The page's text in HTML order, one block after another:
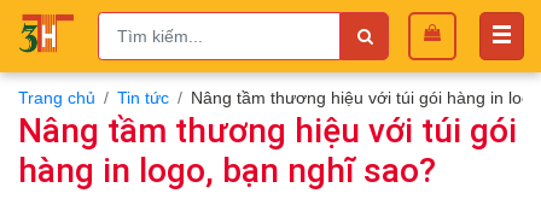
Trang chủ Tin tức Nâng tầm thương hiệu với túi gói hàng in
Nâng tầm thương hiệu với túi gói
hàng in logo, bạn nghĩ sao?